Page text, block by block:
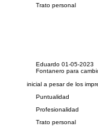
Trato personal
Eduardo 01-05-2023
Fontanero para
inicial a pesar de los
Puntualidad
Profesionalidad
Trato personal